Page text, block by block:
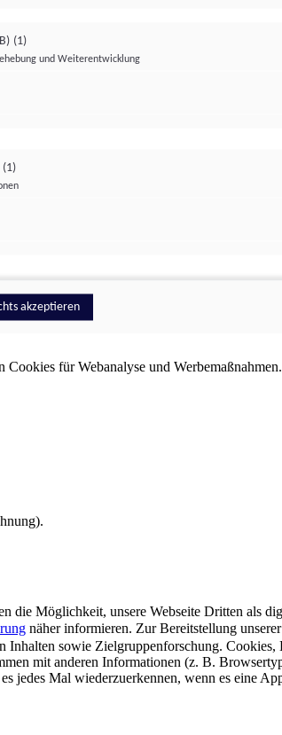
für Webanalyse und Werbemaßnahmen.
Möglichkeit, unsere Webseite Dritten als
näher informieren. Zur Bereitstellung
sowie Zielgruppenforschung.
mit anderen Informationen (z. B.
jedes Mal wiederzuerkennen, wenn es eine
(1)
und Weiterentwicklung
(1)
akzeptieren